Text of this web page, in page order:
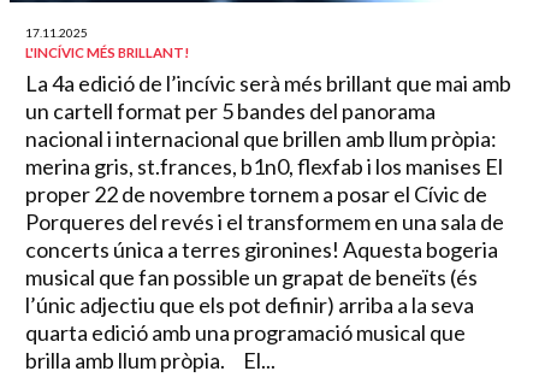
17.11.2025
L'INCÍVIC MÉS BRILLANT!
La 4a edició de l’incívic serà més brillant que mai amb
un cartell format per 5 bandes del panorama
nacional i internacional que brillen amb llum pròpia:
merina gris, st.frances, b1n0, flexfab i los manises El
proper 22 de novembre tornem a posar el Cívic de
Porqueres del revés i el transformem en una sala de
concerts única a terres gironines! Aquesta bogeria
musical que fan possible un grapat de beneïts (és
l’únic adjectiu que els pot definir) arriba a la seva
quarta edició amb una programació musical que
brilla amb llum pròpia. El...